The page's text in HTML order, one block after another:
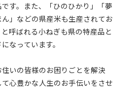
す。また、「ひのひかり」「夢
」などの県産米も生産されてお
呼ばれる小ねぎも県の特産品と
なっています。
いの皆様のお困りごとを解決
心豊かな人生のお手伝いをさせ